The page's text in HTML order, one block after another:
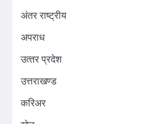
अंतर राष्ट्रीय
अपराध
उत्‍तर प्रदेश
उत्तराखण्ड
करिअर